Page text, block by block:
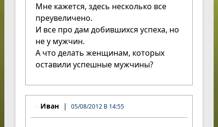
Мне кажется, здесь несколько все
преувеличено.
И все про дам добившихся успеха, но
не у мужчин.
А что делать женщинам, которых
оставили успешные мужчины?
Иван 05/08/2012 В 14:55